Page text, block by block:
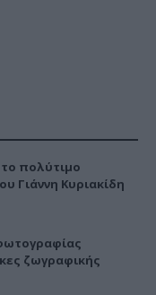
πολύτιμο
Γιάννη Κυριακίδη
ζωγραφικής